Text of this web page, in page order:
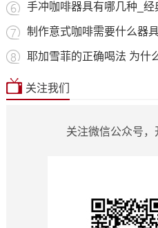
手冲咖啡器具有哪几种_
制作意式咖啡需要什么器
耶加雪菲的正确喝法 为什
关注我们
关注微信公众号